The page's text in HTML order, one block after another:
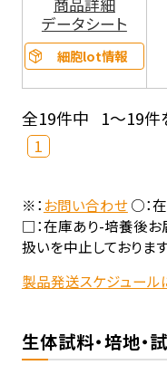
商品詳細
データシート
細胞lot情報
全19件中 1～19件
1
※：お問い合わせ○：
□：在庫あり-培養後お
扱いを中止しておりま
製品発送スケジュール
生体試料・培地・